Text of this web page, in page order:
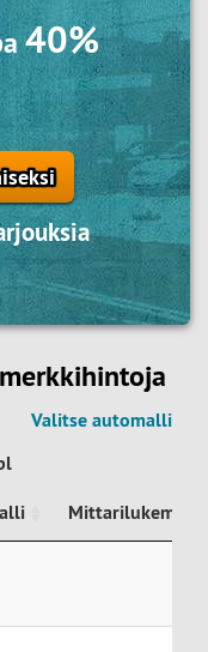
40%
Valitse automalli
Mittarilukema